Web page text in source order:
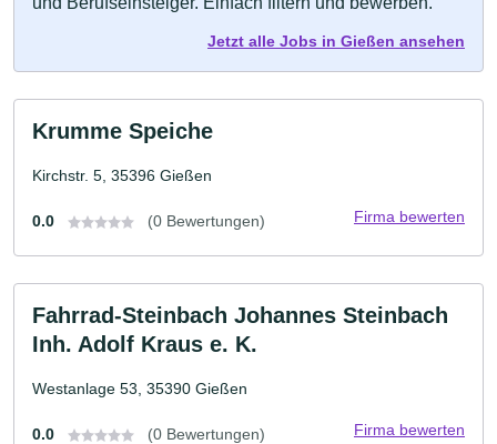
Jetzt alle Jobs in Gießen ansehen
Krumme Speiche
Kirchstr. 5, 35396 Gießen
0.0 (0 Bewertungen) Firma bewerten
Fahrrad-Steinbach Johannes Steinbach
Inh. Adolf Kraus e. K.
Westanlage 53, 35390 Gießen
0.0 (0 Bewertungen) Firma bewerten